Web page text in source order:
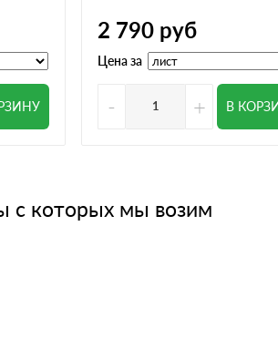
2 790 руб
Цена за
- + В
с которых мы возим